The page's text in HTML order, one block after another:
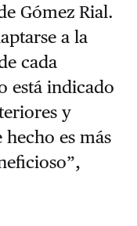
Gómez Rial.
a la
cada
está indicado
y
es más